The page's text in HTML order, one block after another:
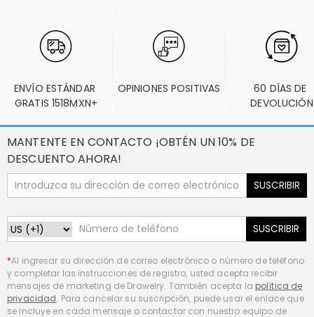
ENVÍO ESTÁNDAR
GRATIS 1518MXN+
OPINIONES POSITIVAS
60 DÍAS DE
DEVOLUCIÓN
MANTENTE EN CONTACTO ¡OBTÉN UN 10% DE
DESCUENTO AHORA!
SUSCRIBIR
SUSCRIBIR
*Al ingresar su dirección de correo electrónico o número de teléfono
y completar las instrucciones de registro, usted acepta recibir
mensajes de marketing de Drawelry. También acepta la política de
privacidad. Para cancelar su suscripción, puede usar el enlace que
se incluye en cada mensaje o contactar con nuestro equipo de